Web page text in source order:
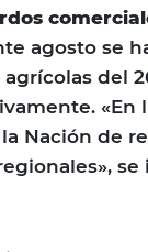
agosto se
del
«En
Nación de
se